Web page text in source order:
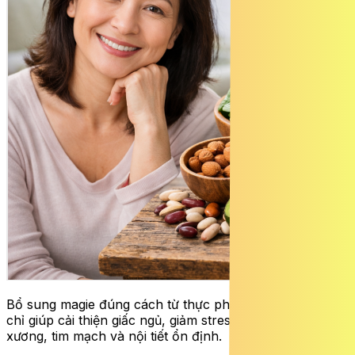
Bổ sung magie đúng cách từ thực phẩm tự nhiên không
chỉ giúp cải thiện giấc ngủ, giảm stress mà còn hỗ trợ
xương, tim mạch và nội tiết ổn định.